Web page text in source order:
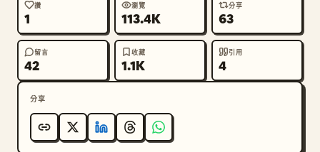
讚
1
瀏覽
113.4K
分享
63
留言
42
收藏
1.1K
引用
4
分享